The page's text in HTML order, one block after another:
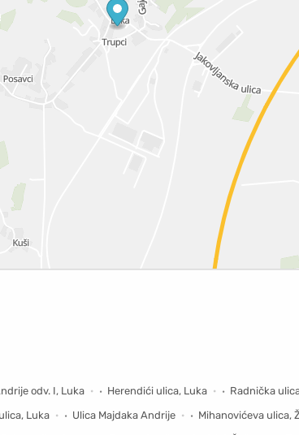
odv. I, Luka Herendići ulica, Luka
Radnička
Luka Ulica Majdaka Andrije
Mihanovićeva ulica,